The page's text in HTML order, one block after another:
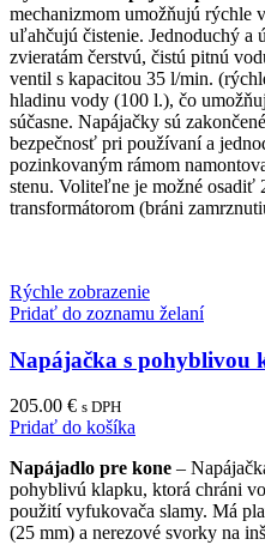
mechanizmom umožňujú rýchle
uľahčujú čistenie. Jednoduchý a
zvieratám čerstvú, čistú pitnú
ventil s kapacitou 35 l/min.
hladinu vody (100 l.), čo
súčasne. Napájačky sú
bezpečnosť pri používaní a
pozinkovaným rámom
stenu. Voliteľne je možné osadiť
transformátorom (bráni
Rýchle zobrazenie
Pridať do zoznamu želaní
Napájačka s pohyblivou
205.00 € s DPH
Pridať do košíka
Napájadlo pre kone –
pohyblivú klapku, ktorá chráni
použití vyfukovača slamy. Má
(25 mm) a nerezové svorky na